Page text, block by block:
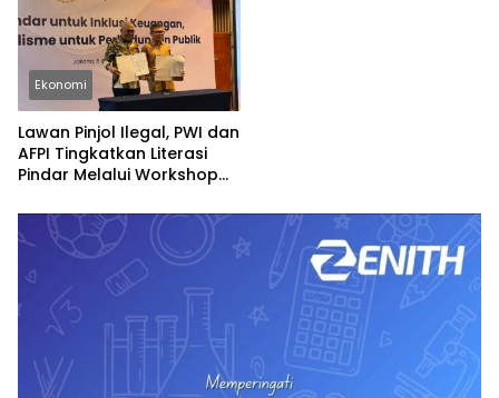
Ekonomi
Lawan Pinjol Ilegal, PWI dan
AFPI Tingkatkan Literasi
Pindar Melalui Workshop